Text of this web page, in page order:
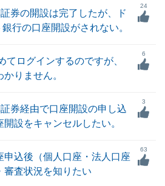
証券の開設は完了したが、ド
行の口座開設がされない。
24
てログインするのですが、
りません。
6
証券経由で口座開設の申し込
設をキャンセルしたい。
3
申込後（個人口座・法人口座
審査状況を知りたい
63